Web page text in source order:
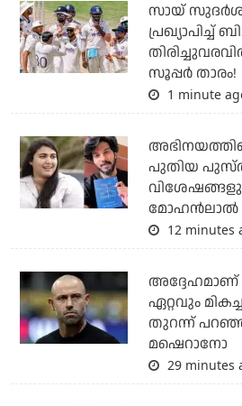
സായ്
പ്രഖ്യാപിച്ച്
സൂപ്പര്‍ താരം!
1 minute
പുതിയ
മോഹൻലാൽ
12 minutes
അദ്ദേഹമാണ്
ഏറ്റവും
തുറന്ന്
മഷെറാനോ
29 minutes